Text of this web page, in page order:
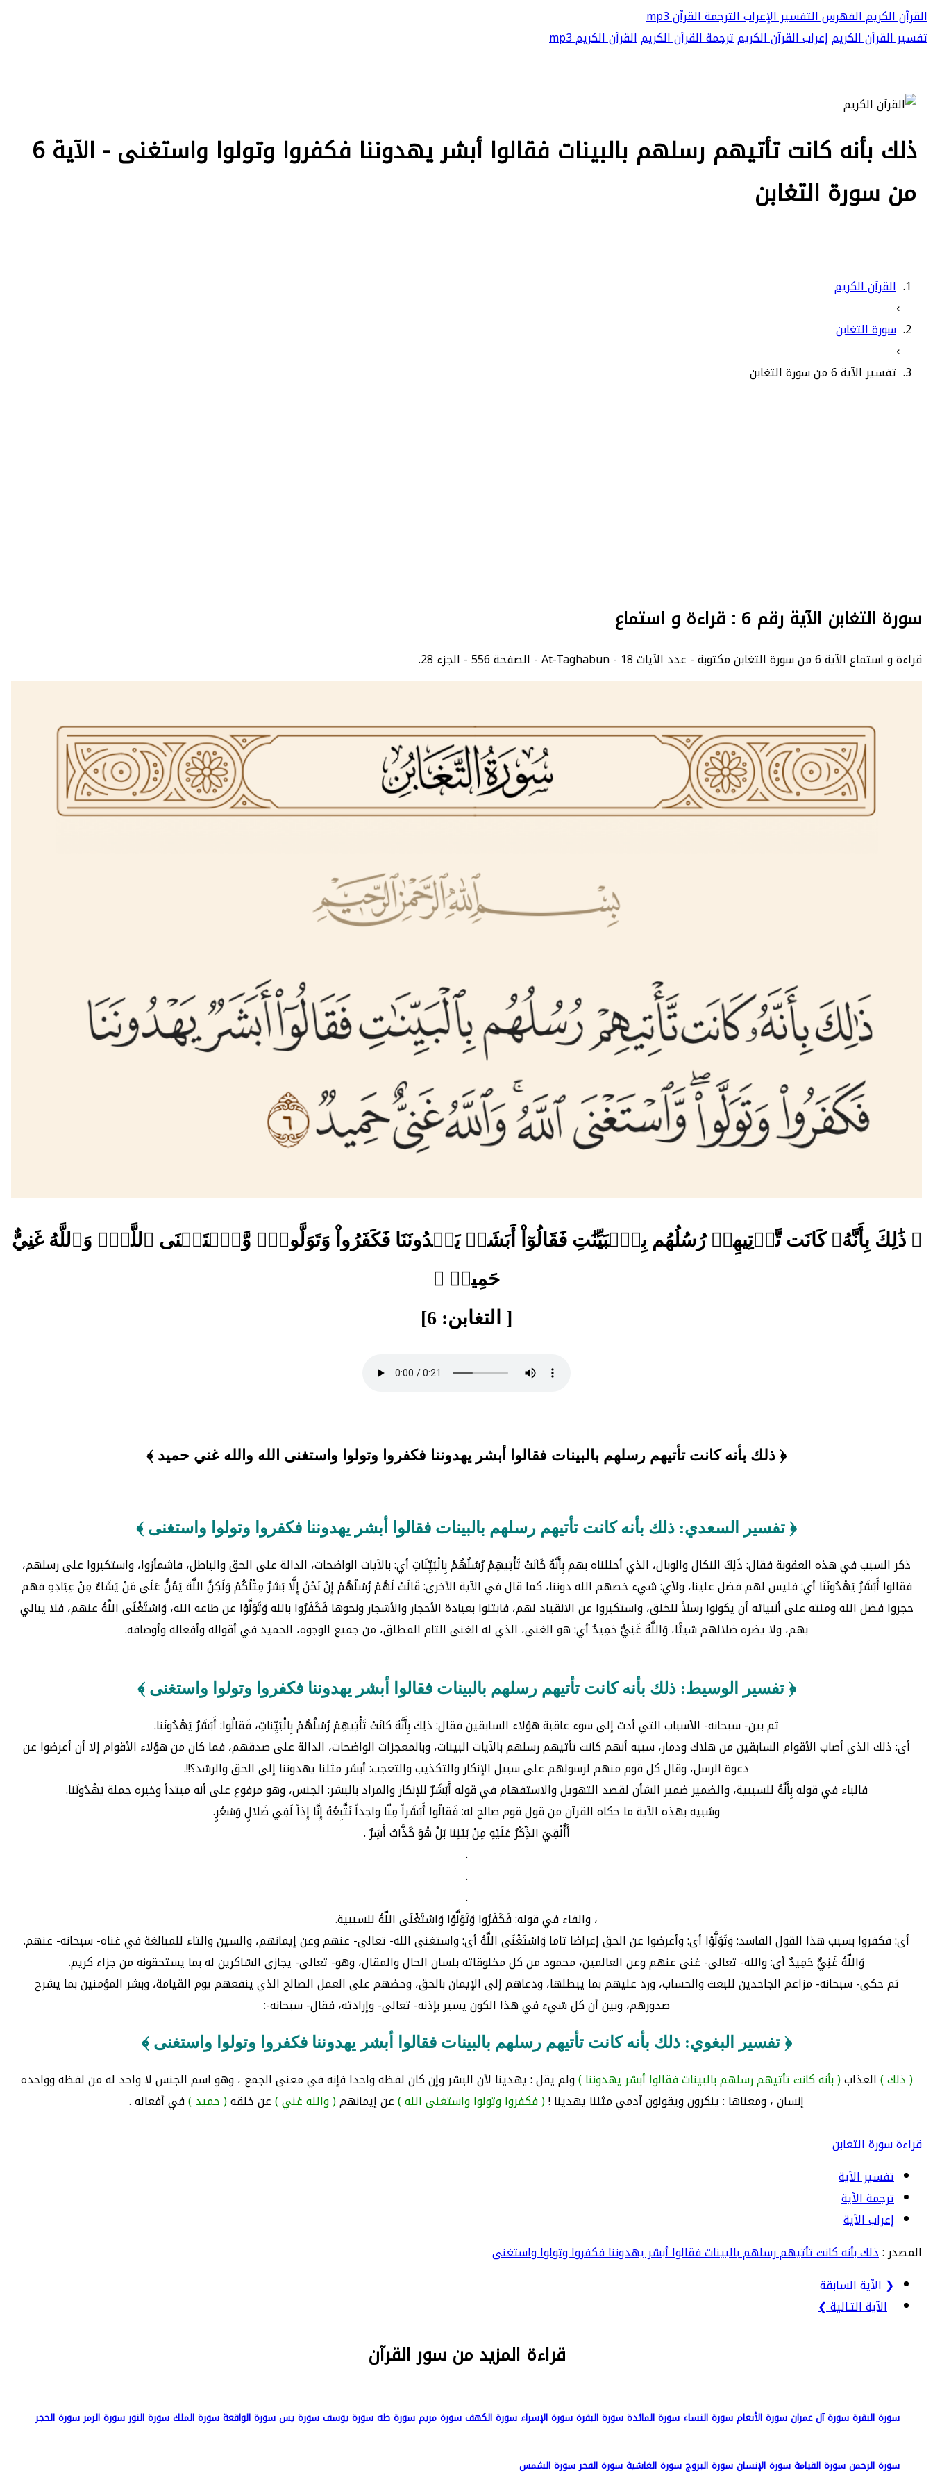
القرآن الكريمالفهرسالتفسيرالإعرابالترجمةالقرآن mp3
تفسير القرآن الكريمإعراب القرآن الكريمترجمة القرآن الكريمالقرآن الكريم mp3
ذلك بأنه كانت تأتيهم رسلهم بالبينات فقالوا أبشر يهدوننا فكفروا وتولوا واستغنى - الآية 6
من سورة التغابن
القرآن الكريم
›
سورة التغابن
›
تفسير الآية 6 من سورة التغابن
سورة التغابن الآية رقم 6 : قراءة و استماع
قراءة و استماع الآية 6 من سورة التغابن مكتوبة - عدد الآيات 18 - At-Taghabun - الصفحة 556 - الجزء 28.
﴿ ذَٰلِكَ بِأَنَّهُۥ كَانَت تَّأۡتِيهِمۡ رُسُلُهُم بِٱلۡبَيِّنَٰتِ فَقَالُوٓاْ أَبَشَرٞ يَهۡدُونَنَا فَكَفَرُواْ وَتَوَلَّواْۖ وَّٱسۡتَغۡنَى ٱللَّهُۚ وَٱللَّهُ غَنِيٌّ
حَمِيدٞ ﴾
[ التغابن: 6]
﴿ ذلك بأنه كانت تأتيهم رسلهم بالبينات فقالوا أبشر يهدوننا فكفروا وتولوا واستغنى الله والله غني حميد ﴾
﴿ تفسير السعدي: ذلك بأنه كانت تأتيهم رسلهم بالبينات فقالوا أبشر يهدوننا فكفروا وتولوا واستغنى ﴾
ذكر السبب في هذه العقوبة فقال: ذَلِكَ النكال والوبال، الذي أحللناه بهم بِأَنَّهُ كَانَتْ تَأْتِيهِمْ رُسُلُهُمْ بِالْبَيِّنَاتِ أي: بالآيات الواضحات، الدالة على الحق والباطل، فاشمأزوا، واستكبروا على رسلهم،
فقالوا أَبَشَرٌ يَهْدُونَنَا أي: فليس لهم فضل علينا، ولأي: شيء خصهم الله دوننا، كما قال في الآية الأخرى: قَالَتْ لَهُمْ رُسُلُهُمْ إِنْ نَحْنُ إِلَّا بَشَرٌ مِثْلُكُمْ وَلَكِنَّ اللَّهَ يَمُنُّ عَلَى مَنْ يَشَاءُ مِنْ عِبَادِهِ فهم
حجروا فضل الله ومنته على أنبيائه أن يكونوا رسلاً للخلق، واستكبروا عن الانقياد لهم، فابتلوا بعبادة الأحجار والأشجار ونحوها فَكَفَرُوا بالله وَتَوَلَّوْا عن طاعه الله، وَاسْتَغْنَى اللَّهُ عنهم، فلا يبالي
بهم، ولا يضره ضلالهم شيئًا، وَاللَّهُ غَنِيٌّ حَمِيدٌ أي: هو الغني، الذي له الغنى التام المطلق، من جميع الوجوه، الحميد في أقواله وأفعاله وأوصافه.
﴿ تفسير الوسيط: ذلك بأنه كانت تأتيهم رسلهم بالبينات فقالوا أبشر يهدوننا فكفروا وتولوا واستغنى ﴾
ثم بين- سبحانه- الأسباب التي أدت إلى سوء عاقبة هؤلاء السابقين فقال: ذلِكَ بِأَنَّهُ كانَتْ تَأْتِيهِمْ رُسُلُهُمْ بِالْبَيِّناتِ، فَقالُوا: أَبَشَرٌ يَهْدُونَنا.
أى: ذلك الذي أصاب الأقوام السابقين من هلاك ودمار، سببه أنهم كانت تأتيهم رسلهم بالآيات البينات، وبالمعجزات الواضحات، الدالة على صدقهم، فما كان من هؤلاء الأقوام إلا أن أعرضوا عن
دعوة الرسل، وقال كل قوم منهم لرسولهم على سبيل الإنكار والتكذيب والتعجب: أبشر مثلنا يهدوننا إلى الحق والرشد؟!!.
فالباء في قوله بِأَنَّهُ للسببية، والضمير ضمير الشأن لقصد التهويل والاستفهام في قوله أَبَشَرٌ للإنكار والمراد بالبشر: الجنس، وهو مرفوع على أنه مبتدأ وخبره جملة يَهْدُونَنا.
وشبيه بهذه الآية ما حكاه القرآن من قول قوم صالح له: فَقالُوا أَبَشَراً مِنَّا واحِداً نَتَّبِعُهُ إِنَّا إِذاً لَفِي ضَلالٍ وَسُعُرٍ.
أَأُلْقِيَ الذِّكْرُ عَلَيْهِ مِنْ بَيْنِنا بَلْ هُوَ كَذَّابٌ أَشِرٌ .
.
.
.
، والفاء في قوله: فَكَفَرُوا وَتَوَلَّوْا وَاسْتَغْنَى اللَّهُ للسببية.
أى: فكفروا بسبب هذا القول الفاسد: وَتَوَلَّوْا أى: وأعرضوا عن الحق إعراضا تاما وَاسْتَغْنَى اللَّهُ أى: واستغنى الله- تعالى- عنهم وعن إيمانهم، والسين والتاء للمبالغة في غناه- سبحانه- عنهم.
وَاللَّهُ غَنِيٌّ حَمِيدٌ أى: والله- تعالى- غنى عنهم وعن العالمين، محمود من كل مخلوقاته بلسان الحال والمقال، وهو- تعالى- يجازى الشاكرين له بما يستحقونه من جزاء كريم.
ثم حكى- سبحانه- مزاعم الجاحدين للبعث والحساب، ورد عليهم بما يبطلها، ودعاهم إلى الإيمان بالحق، وحضهم على العمل الصالح الذي ينفعهم يوم القيامة، وبشر المؤمنين بما يشرح
صدورهم، وبين أن كل شيء في هذا الكون يسير بإذنه- تعالى- وإرادته، فقال- سبحانه-:
﴿ تفسير البغوي: ذلك بأنه كانت تأتيهم رسلهم بالبينات فقالوا أبشر يهدوننا فكفروا وتولوا واستغنى ﴾
( ذلك )العذاب( بأنه كانت تأتيهم رسلهم بالبينات فقالوا أبشر يهدوننا )ولم يقل : يهدينا لأن البشر وإن كان لفظه واحدا فإنه في معنى الجمع ، وهو اسم الجنس لا واحد له من لفظه وواحده
إنسان ، ومعناها : ينكرون ويقولون آدمي مثلنا يهدينا !( فكفروا وتولوا واستغنى الله )عن إيمانهم( والله غني )عن خلقه( حميد )في أفعاله .
قراءة سورة التغابن
تفسير الآية
ترجمة الآية
إعراب الآية
المصدر :ذلك بأنه كانت تأتيهم رسلهم بالبينات فقالوا أبشر يهدوننا فكفروا وتولوا واستغنى
❮ الآية السابقة
الآية التـالية ❯
قراءة المزيد من سور القرآن
سورة البقرة سورة آل عمران سورة الأنعام سورة النساء سورة المائدة سورة البقرة سورة الإسراء سورة الكهف سورة مريم سورة طه سورة يوسف سورة يس سورة الواقعة سورة الملك سورة النور سورة الزمر سورة الحجر
سورة الرحمن سورة القيامة سورة الإنسان سورة البروج سورة الغاشية سورة الفجر سورة الشمس